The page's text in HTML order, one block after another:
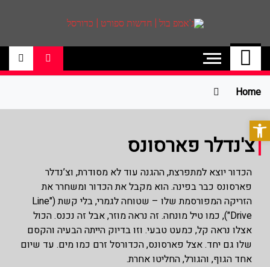
פתח סרגל נגישות
ג'אמפ בול | חדשות
ספורט | כדורסל
אתר גאמפ בול ישראל אתר חדשות ספורט
כדורסל האתר מסקר את ליגות הכדורסל
הטובות בעולם ליגת הנבא, ליגת העל
בכדורסל , יורוליג, ועוד. לפרטים היכנסו לאתר
Home
צ'נדלר פארסונס
הכדור יוצא למתפרצת, ההגנה עוד לא מסודרת, וצ’נדלר
פארסונס כבר בפינה. הוא מקבל את הכדור ומשחרר את
הזריקה המפורסמת שלו – שטוחה לגמרי, בלי קשת ("Line
Drive"), כמו טיל מונחה. זה נראה מוזר, אבל זה נכנס. הכול
אצלו נראה קל, כמעט טבעי. וזו בדיוק הייתה הבעיה והקסם
שלו גם יחד. אצל פארסונס, הכדורסל זרם כמו מים. עד שיום
אחד הגוף, והגורל, החליטו אחרת.